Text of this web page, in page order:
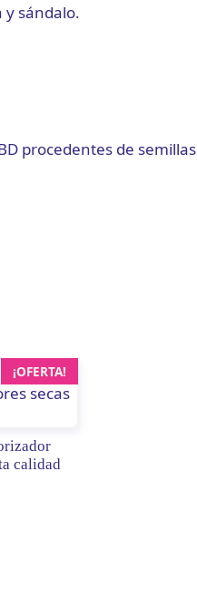
sándalo.
procedentes de
¡OFERTA!
calidad